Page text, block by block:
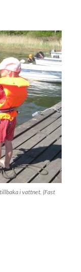
i vattnet. (Fast